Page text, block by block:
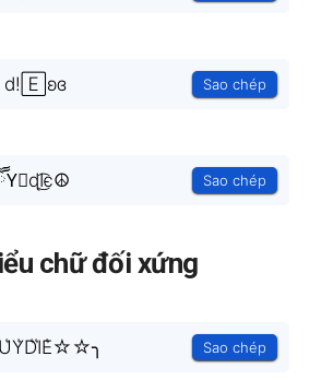
‿✶352Hu̸ץ d!🄴ʚɞ Sao chép
Sao chép
chữ đối xứng
Sao chép